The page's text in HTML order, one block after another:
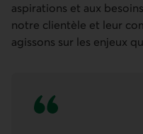
aspirations et aux
notre clientèle et leur
agissons sur les enjeux